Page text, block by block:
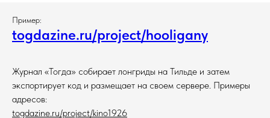
Пример:
togdazine.ru/project/hooligany
Журнал «Тогда» собирает лонгриды на Тильде и затем
экспортирует код и размещает на своем сервере. Примеры
адресов:
togdazine.ru/project/kino1926